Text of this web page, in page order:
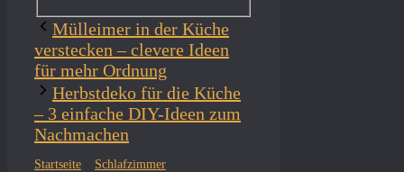
Mülleimer in der Küche
verstecken – clevere Ideen
für mehr Ordnung
Herbstdeko für die Küche
– 3 einfache DIY-Ideen zum
Nachmachen
Startseite Schlafzimmer